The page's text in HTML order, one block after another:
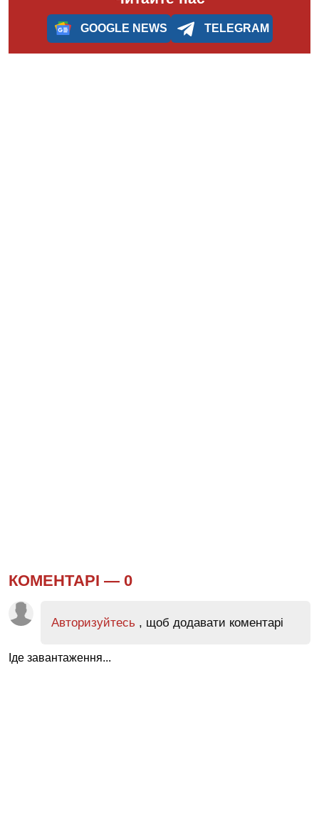
GOOGLE NEWS TELEGRAM
КОМЕНТАРІ — 0
Авторизуйтесь , щоб додавати коментарі
Іде завантаження...